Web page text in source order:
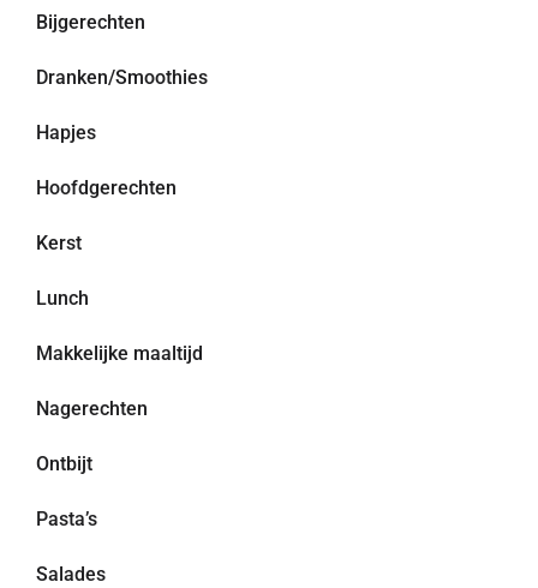
Bijgerechten
Dranken/Smoothies
Hapjes
Hoofdgerechten
Kerst
Lunch
Makkelijke maaltijd
Nagerechten
Ontbijt
Pasta’s
Salades